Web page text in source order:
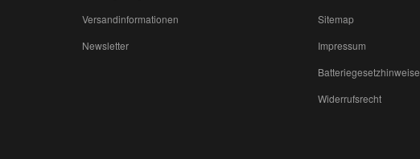
Versandinformationen
Newsletter
Sitemap
Impressum
Batteriegesetzhinweise
Widerrufsrecht